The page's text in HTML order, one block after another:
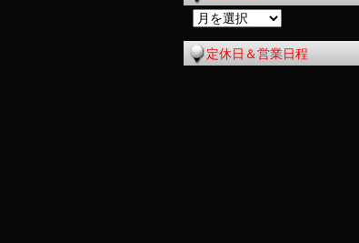
の
定休日＆営業日程